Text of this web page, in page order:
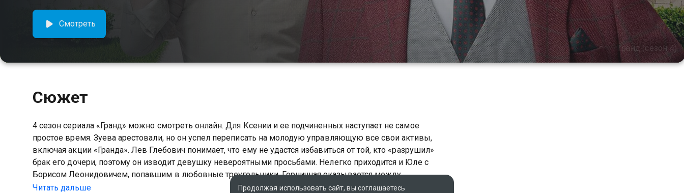
Гранд (сезон 4)
Смотреть
Сюжет
4 сезон сериала «Гранд» можно смотреть онлайн. Для Ксении и ее подчиненных наступает не самое
простое время. Зуева арестовали, но он успел переписать на молодую управляющую все свои активы,
включая акции «Гранда». Лев Глебович понимает, что ему не удастся избавиться от той, кто «разрушил»
брак его дочери, поэтому он изводит девушку невероятными просьбами. Нелегко приходится и Юле с
Борисом Леонидовичем, попавшим в любовные треугольники. Горничная оказывается между
неразведенным сомелье и его требовательной беременной женой, а главный инженер — между
Читать дальше Продолжая использовать сайт, вы соглашаетесь